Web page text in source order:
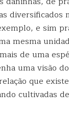
diversificados
e sim
mesma
de uma
uma visão
que
cultivadas